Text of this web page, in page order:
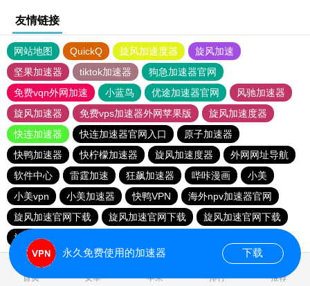
友情链接
网站地图 QuickQ 旋风加速度器
旋风加速
坚果加速器
tiktok加速器
狗急加速器官网
免费vqn外网加速
小蓝鸟 优途加速器官网
风驰加速器
旋风加速器
免费vps加速器外网苹果版
旋风加速度器
快连加速器
快连加速器官网入口
原子加速器
快鸭加速器
快柠檬加速器 旋风加速度器
外网网址导航
软件中心
雷霆加速 狂飙加速器 哔咔漫画
小美
小美vpn
小美加速器 快鸭VPN
海外npv加速器官网
旋风加速官网下载
旋风加速官网下载
旋风加速官网下载
旋风加速官网下载
首页 安卓 苹果 排行 推荐
永久免费使用的加速器 下载